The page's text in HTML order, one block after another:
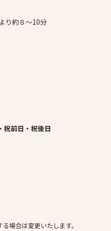
り約８～10分
祝前日・祝後日
場合は変更いたします。